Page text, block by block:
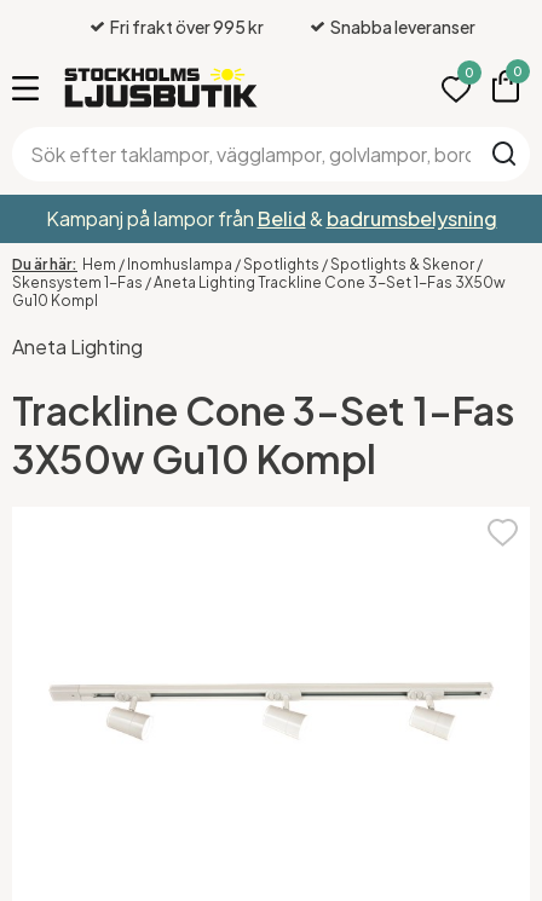
Fri frakt över 995 kr Snabba leveranser
0 0
Kampanj på lampor från Belid& badrumsbelysning
Hem / Inomhuslampa /Spotlights /Spotlights & Skenor /
Skensystem 1-Fas /Aneta Lighting Trackline Cone 3-Set 1-Fas 3X50w
Gu10 Kompl
Aneta Lighting
Trackline Cone 3-Set 1-Fas
3X50w Gu10 Kompl